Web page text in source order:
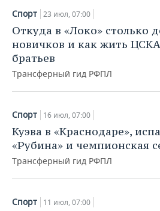
Спорт 23 июл, 07:00
Откуда в «Локо» столько
новичков и как жить
братьев
Трансферный гид РФПЛ
Спорт 16 июл, 07:00
Куэва в «Краснодаре»,
«Рубина» и чемпионская
Трансферный гид РФПЛ
Спорт 11 июл, 07:00